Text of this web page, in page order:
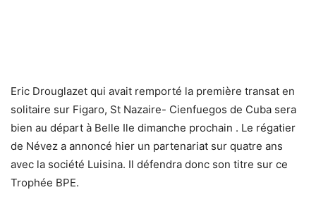
Eric Drouglazet qui avait remporté la première transat en
solitaire sur Figaro, St Nazaire- Cienfuegos de Cuba sera
bien au départ à Belle Ile dimanche prochain . Le régatier
de Névez a annoncé hier un partenariat sur quatre ans
avec la société Luisina. Il défendra donc son titre sur ce
Trophée BPE.